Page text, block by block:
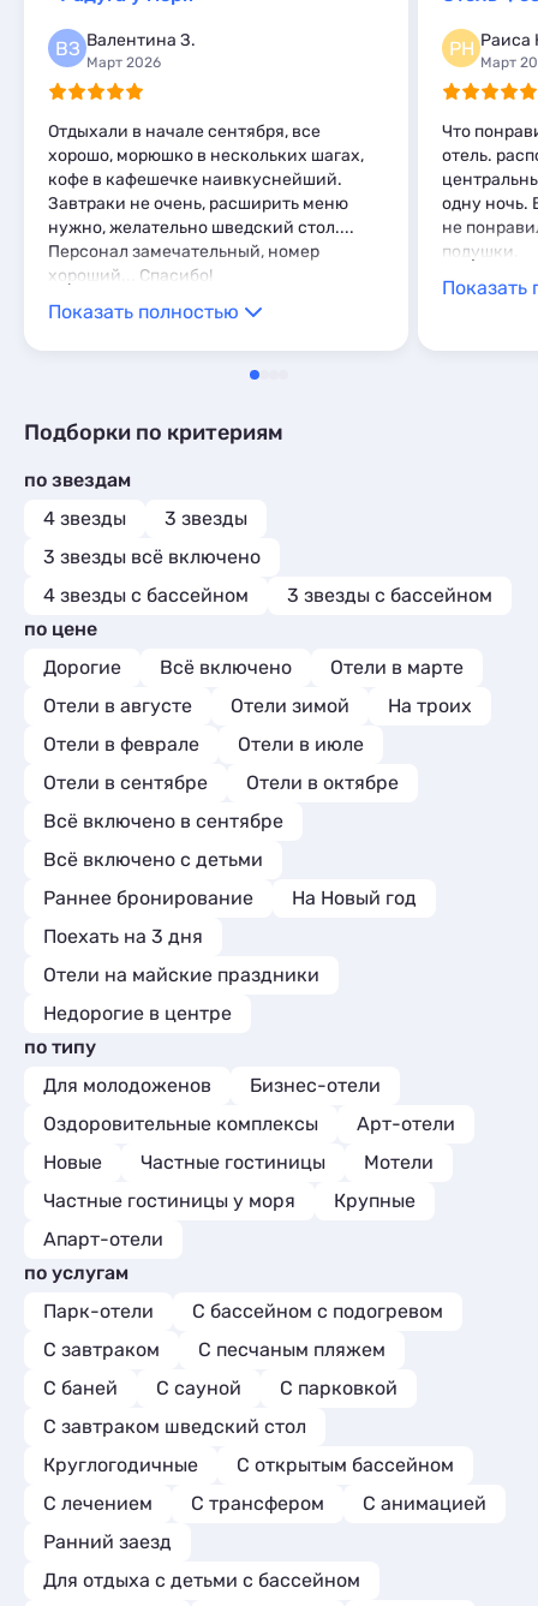
Мини-отели
Пансионаты
2
Комнаты 3
Апартаменты
Мини-отели
Шале
ВЗ Валентина З.
Март 2026
Отдыхали в начале сентября, все
хорошо, морюшко в нескольких шагах,
кофе в кафешечке наивкуснейший.
Завтраки не очень, расширить меню
нужно, желательно шведский стол....
Персонал замечательный, номер
хороший... Спасибо!
Показать полностью
РН Раиса
Март
Что
отель.
одну ночь.
не
подушки.
Показать
Подборки по критериям
по звездам
4 звезды
3 звезды
3 звезды всё включено
4 звезды с бассейном
3 звезды с бассейном
по цене
Дорогие
Всё включено
Отели в марте
Отели в августе
Отели зимой
На троих
Отели в феврале
Отели в июле
Отели в сентябре
Отели в октябре
Всё включено в сентябре
Всё включено с детьми
Раннее бронирование
На Новый год
Поехать на 3 дня
Отели на майские праздники
Недорогие в центре
по типу
Для молодоженов
Бизнес-отели
Оздоровительные комплексы
Арт-отели
Новые
Частные гостиницы
Мотели
Частные гостиницы у моря
Крупные
Апарт-отели
по услугам
Парк-отели
С бассейном с подогревом
С завтраком
С песчаным пляжем
С баней
С сауной
С парковкой
С завтраком шведский стол
Круглогодичные
С открытым бассейном
С лечением
С трансфером
С анимацией
Ранний заезд
Для отдыха с детьми с бассейном